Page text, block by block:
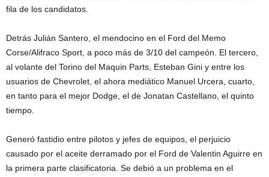
fila de los candidatos.
Detrás Julián Santero, el mendocino en el Ford del Memo
Corse/Alifraco Sport, a poco más de 3/10 del campeón. El tercero,
al volante del Torino del Maquin Parts, Esteban Gini y entre los
usuarios de Chevrolet, el ahora mediático Manuel Urcera, cuarto,
en tanto para el mejor Dodge, el de Jonatan Castellano, el quinto
tiempo.
Generó fastidio entre pilotos y jefes de equipos, el perjuicio
causado por el aceite derramado por el Ford de Valentin Aguirre en
la primera parte clasificatoria. Se debió a un problema en el